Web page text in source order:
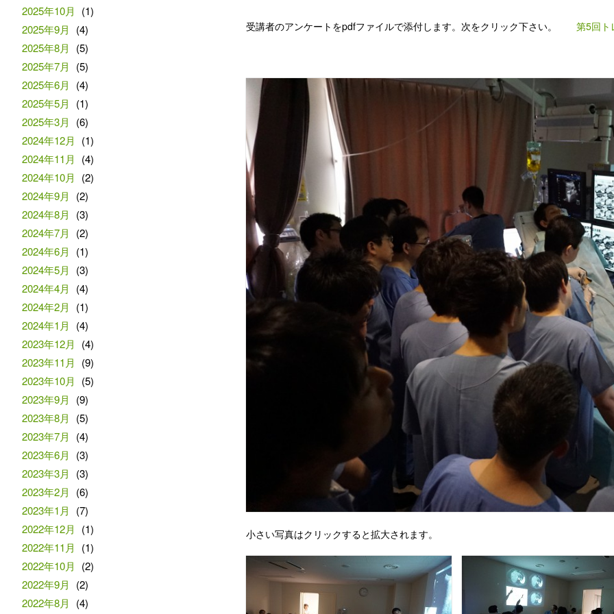
受講者のアンケートをpdfファイルで添付します。次をクリック下さい。第5回ト
小さい写真はクリックすると拡大されます。
2025年10月
(1)
2025年9月
(4)
2025年8月
(5)
2025年7月
(5)
2025年6月
(4)
2025年5月
(1)
2025年3月
(6)
2024年12月
(1)
2024年11月
(4)
2024年10月
(2)
2024年9月
(2)
2024年8月
(3)
2024年7月
(2)
2024年6月
(1)
2024年5月
(3)
2024年4月
(4)
2024年2月
(1)
2024年1月
(4)
2023年12月
(4)
2023年11月
(9)
2023年10月
(5)
2023年9月
(9)
2023年8月
(5)
2023年7月
(4)
2023年6月
(3)
2023年3月
(3)
2023年2月
(6)
2023年1月
(7)
2022年12月
(1)
2022年11月
(1)
2022年10月
(2)
2022年9月
(2)
2022年8月
(4)